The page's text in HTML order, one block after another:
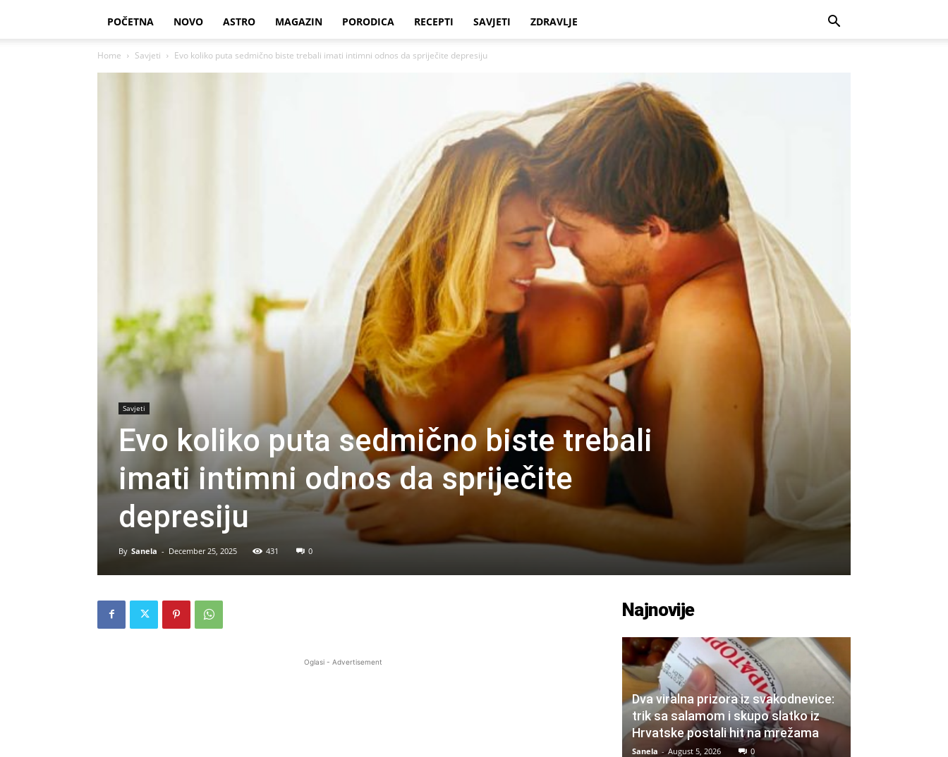
POČETNA NOVO ASTRO MAGAZIN PORODICA RECEPTI SAVJETI ZDRAVLJE
Home Savjeti Evo koliko puta sedmično biste trebali imati intimni odnos da spriječite depresiju
Savjeti
Evo koliko puta sedmično biste trebali
imati intimni odnos da spriječite
depresiju
By Sanela - December 25, 2025 431 0
Oglasi - Advertisement
Najnovije
Dva viralna prizora iz svakodnevice:
trik sa salamom i skupo slatko iz
Hrvatske postali hit na mrežama
Sanela - August 5, 2026 0